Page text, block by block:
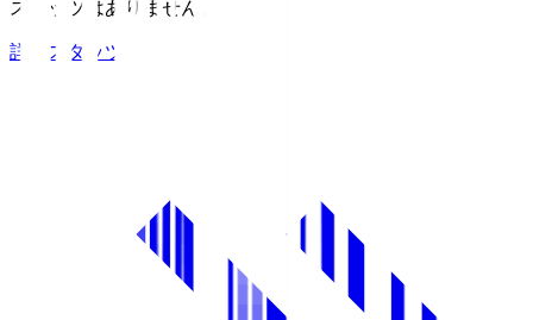
スタッツはありません。
詳細スタッツ